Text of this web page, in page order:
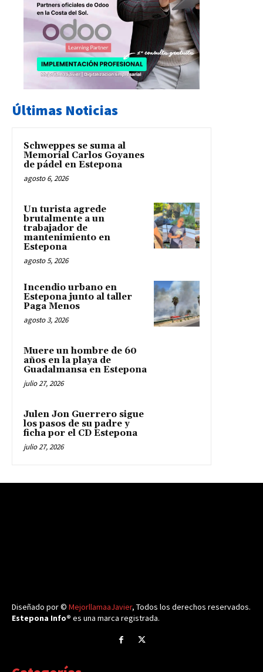
Últimas Noticias
Schweppes se suma al
Memorial Carlos Goyanes
de pádel en Estepona
agosto 6, 2026
Un turista agrede
brutalmente a un
trabajador de
mantenimiento en
Estepona
agosto 5, 2026
Incendio urbano en
Estepona junto al taller
Paga Menos
agosto 3, 2026
Muere un hombre de 60
años en la playa de
Guadalmansa en Estepona
julio 27, 2026
Julen Jon Guerrero sigue
los pasos de su padre y
ficha por el CD Estepona
julio 27, 2026
Diseñado por © MejorllamaaJavier, Todos los derechos reservados.
Estepona Info® es una marca registrada.